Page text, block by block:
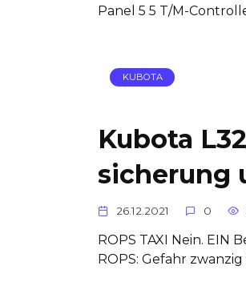
Panel 5 5 T/M-
KUBOTA
Kubota
sicherung
26.12.2021 0
ROPS TAXI Nein. EIN
ROPS: Gefahr